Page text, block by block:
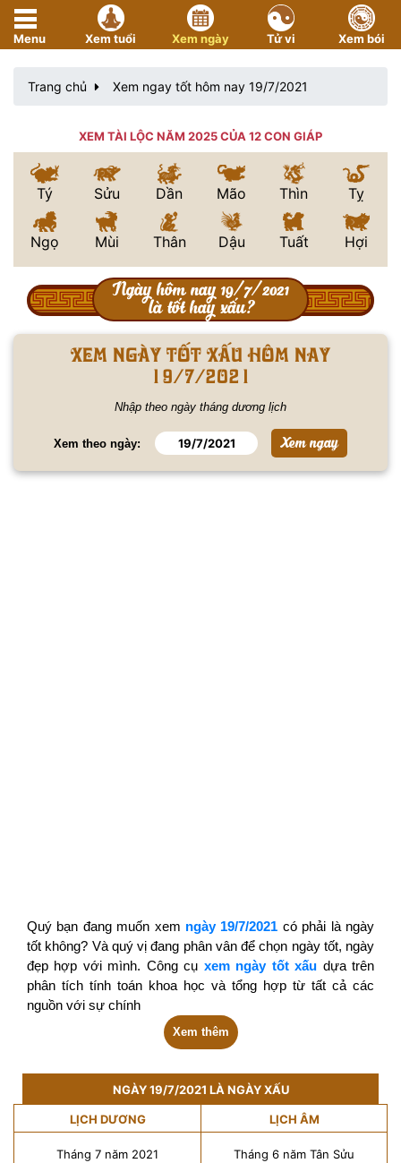
Menu Xem tuổi Xem ngày Tử vi Xem bói
Trang chủ Xem ngay tốt hôm nay 19/7/2021
XEM TÀI LỘC NĂM 2025 CỦA 12 CON GIÁP
Tý Sửu Dần Mão Thìn Tỵ
Ngọ Mùi Thân Dậu Tuất Hợi
Ngày hôm nay 19/7/2021
là tốt hay xấu?
Xem ngày tốt xấu hôm nay
19/7/2021
Nhập theo ngày tháng dương lịch
Xem theo ngày:
Quý bạn đang muốn xem ngày 19/7/2021 có phải là ngày
tốt không? Và quý vị đang phân vân để chọn ngày tốt, ngày
đẹp hợp với mình. Công cụ xem ngày tốt xấu dựa trên
phân tích tính toán khoa học và tổng hợp từ tất cả các
nguồn với sự chính
Xem thêm
NGÀY 19/7/2021 LÀ NGÀY XẤU
LỊCH DƯƠNG LỊCH ÂM
Tháng 7 năm 2021 Tháng 6 năm Tân Sửu